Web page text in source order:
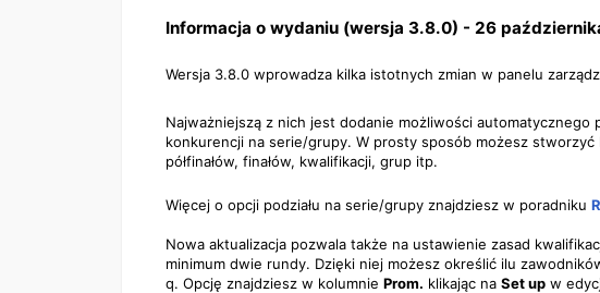
Informacja o wydaniu (wersja 3.8.0) - 26
Wersja 3.8.0 wprowadza kilka istotnych zmian w panelu
Najważniejszą z nich jest dodanie możliwości automatycznego
konkurencji na serie/grupy. W prosty sposób możesz
półfinałów, finałów, kwalifikacji, grup itp.
Więcej o opcji podziału na serie/grupy znajdziesz w poradniku
Nowa aktualizacja pozwala także na ustawienie zasad
minimum dwie rundy. Dzięki niej możesz określić ilu
q. Opcję znajdziesz w kolumnie Prom. klikając na Set up w